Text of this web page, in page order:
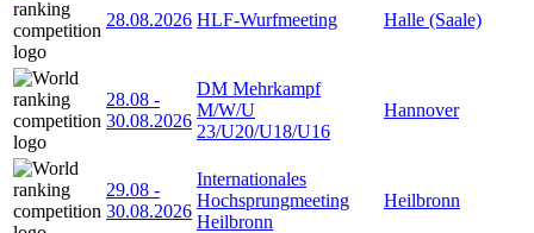
28.08.2026 HLF-Wurfmeeting Halle (Saale)
28.08 -
30.08.2026
DM Mehrkampf
M/W/U
23/U20/U18/U16
Hannover
29.08 -
30.08.2026
Internationales
Hochsprungmeeting
Heilbronn
Heilbronn